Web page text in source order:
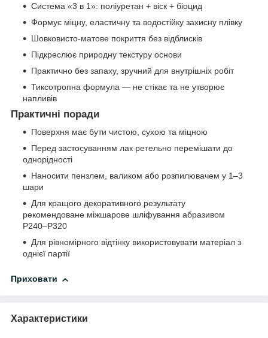
Система «3 в 1»: поліуретан + віск + біоцид
Формує міцну, еластичну та водостійку захисну плівку
Шовковисто-матове покриття без відблисків
Підкреслює природну текстуру основи
Практично без запаху, зручний для внутрішніх робіт
Тиксотропна формула — не стікає та не утворює
напливів
Практичні поради
Поверхня має бути чистою, сухою та міцною
Перед застосуванням лак ретельно перемішати до
однорідності
Наносити пензлем, валиком або розпилювачем у 1–3
шари
Для кращого декоративного результату
рекомендоване міжшарове шліфування абразивом
P240–P320
Для рівномірного відтінку використовувати матеріал з
однієї партії
Приховати
Характеристики